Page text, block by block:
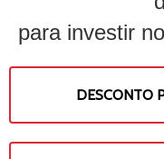
para investir
DESCONTO